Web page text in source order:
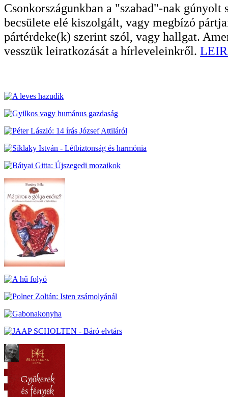
Csonkországunkban a "szabad"-nak
becsülete elé kiszolgált, vagy megbízó
pártérdeke(k) szerint szól, vagy hallgat.
vesszük leiratkozását a hírleveleinkről.